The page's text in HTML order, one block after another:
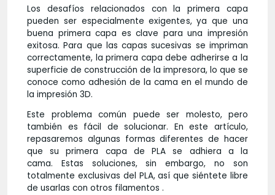
Los desafíos relacionados con la primera capa
pueden ser especialmente exigentes, ya que una
buena primera capa es clave para una impresión
exitosa. Para que las capas sucesivas se impriman
correctamente, la primera capa debe adherirse a la
superficie de construcción de la impresora, lo que se
conoce como adhesión de la cama en el mundo de
la impresión 3D.
Este problema común puede ser molesto, pero
también es fácil de solucionar. En este artículo,
repasaremos algunas formas diferentes de hacer
que su primera capa de PLA se adhiera a la
cama. Estas soluciones, sin embargo, no son
totalmente exclusivas del PLA, así que siéntete libre
de usarlas con otros filamentos .